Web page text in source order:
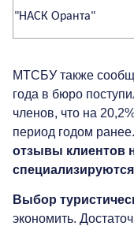
"НАСК Оранта"
МТСБУ также
года в бюро
членов, что на
период годом
отзывы клиентов
Выбор
экономить.